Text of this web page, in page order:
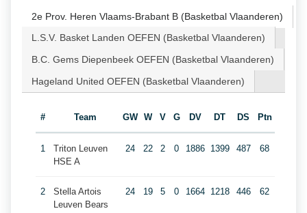
2e Prov. Heren Vlaams-Brabant B (Basketbal Vlaanderen)
L.S.V. Basket Landen OEFEN (Basketbal Vlaanderen)
B.C. Gems Diepenbeek OEFEN (Basketbal Vlaanderen)
Hageland United OEFEN (Basketbal Vlaanderen)
# Team GW W V G DV DT DS Ptn
1
Triton Leuven
HSE A
24 22 2 0 1886 1399 487 68
2
Stella Artois
Leuven Bears
24 19 5 0 1664 1218 446 62